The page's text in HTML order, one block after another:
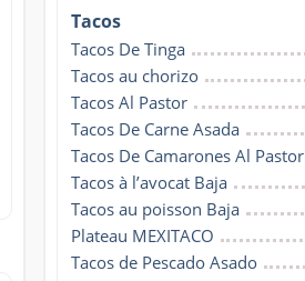
Tacos
Tacos De Tinga
Tacos au chorizo
Tacos Al Pastor
Tacos De Carne Asada
Tacos De Camarones Al Pastor
Tacos à l’avocat Baja
Tacos au poisson Baja
Plateau MEXITACO
Tacos de Pescado Asado